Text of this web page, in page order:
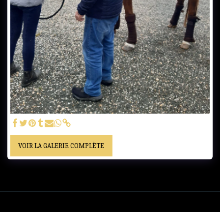
VOIR LA GALERIE COMPLÈTE